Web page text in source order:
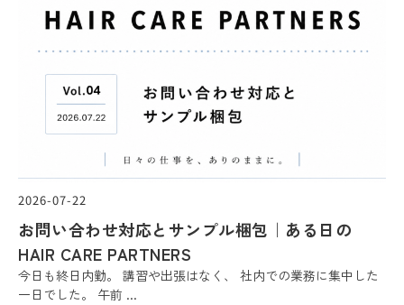
2026-07-22
お問い合わせ対応とサンプル梱包｜ある日の
HAIR CARE PARTNERS
今日も終日内勤。 講習や出張はなく、 社内での業務に集中した
一日でした。 午前 ...